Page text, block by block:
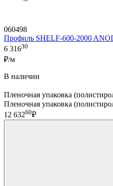
060498
Профиль SHELF-600-2000
6 31630
₽/м
В наличии
Пленочная упаковка
Пленочная упаковка
12 63260₽